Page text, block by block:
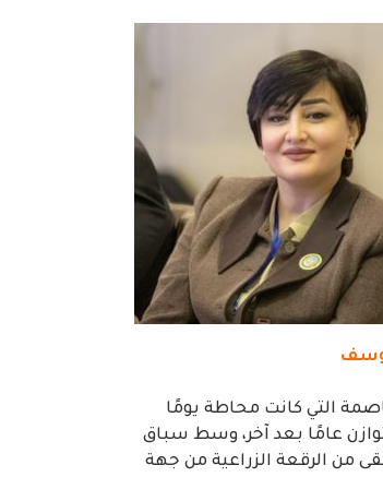
التي كانت محاطة يومًا
عامًا بعد آخر، وسط سباق
من الرقعة الزراعية من جهة